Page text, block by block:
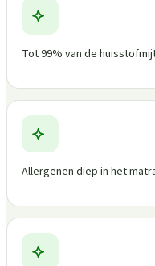
Tot 99% van de
Allergenen diep in het